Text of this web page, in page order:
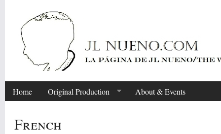
Home Original Production About & Events
French